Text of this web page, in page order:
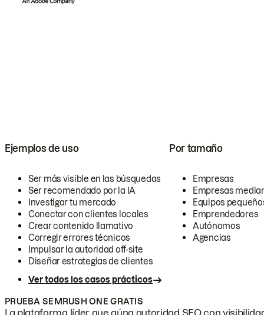
Ejemplos de uso
Ser más visible en las búsquedas
Ser recomendado por la IA
Investigar tu mercado
Conectar con clientes locales
Crear contenido llamativo
Corregir errores técnicos
Impulsar la autoridad off-site
Diseñar estrategias de clientes
Ver todos los casos prácticos
Por tamaño
Empresas
Empresas
Equipos
Emprendedores
Autónomos
Agencias
PRUEBA SEMRUSH ONE GRATIS
La plataforma líder que aúna autoridad SEO con